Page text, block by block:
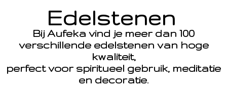
Edelstenen
Bij Aufeka vind je meer dan 100
verschillende edelstenen van hoge
kwaliteit,
perfect voor spiritueel gebruik, meditatie
en decoratie.